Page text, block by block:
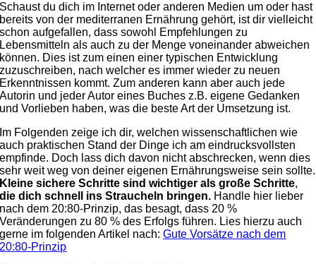
Schaust du dich im Internet oder anderen Medien um oder hast
bereits von der mediterranen Ernährung gehört, ist dir vielleicht
schon aufgefallen, dass sowohl Empfehlungen zu
Lebensmitteln als auch zu der Menge voneinander abweichen
können. Dies ist zum einen einer typischen Entwicklung
zuzuschreiben, nach welcher es immer wieder zu neuen
Erkenntnissen kommt. Zum anderen kann aber auch jede
Autorin und jeder Autor eines Buches z.B. eigene Gedanken
und Vorlieben haben, was die beste Art der Umsetzung ist.
Im Folgenden zeige ich dir, welchen wissenschaftlichen wie
auch praktischen Stand der Dinge ich am eindrucksvollsten
empfinde. Doch lass dich davon nicht abschrecken, wenn dies
sehr weit weg von deiner eigenen Ernährungsweise sein sollte.
Kleine sichere Schritte sind wichtiger als große Schritte,
die dich schnell ins Straucheln bringen. Handle hier lieber
nach dem 20:80-Prinzip, das besagt, dass 20 %
Veränderungen zu 80 % des Erfolgs führen. Lies hierzu auch
gerne im folgenden Artikel nach:Gute Vorsätze nach dem
20:80-Prinzip